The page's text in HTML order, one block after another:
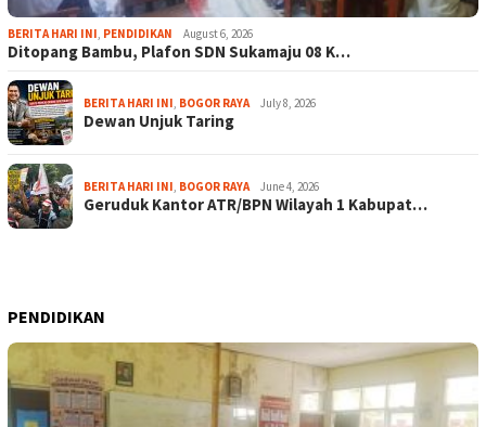
BERITA HARI INI, PENDIDIKAN August 6, 2026
Ditopang Bambu, Plafon SDN Sukamaju 08 K…
BERITA HARI INI, BOGOR RAYA July 8, 2026
Dewan Unjuk Taring
BERITA HARI INI, BOGOR RAYA June 4, 2026
Geruduk Kantor ATR/BPN Wilayah 1 Kabupat…
PENDIDIKAN